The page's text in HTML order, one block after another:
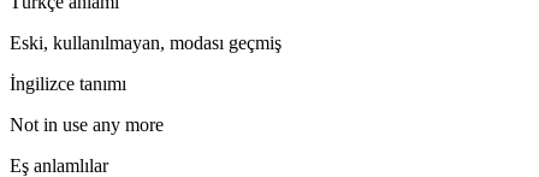
Eski, kullanılmayan, modası geçmiş
İngilizce tanımı
Not in use any more
Eş anlamlılar